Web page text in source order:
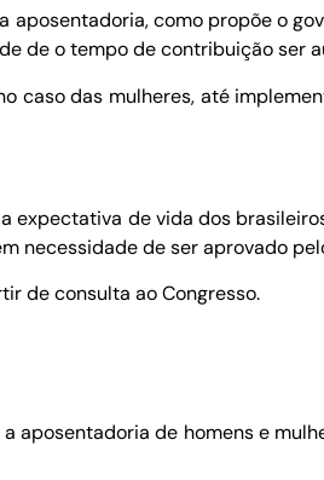
como propõe o
de o tempo de contribuição ser
caso das mulheres, até
expectativa de vida dos
necessidade de ser aprovado
de consulta ao Congresso.
de homens e